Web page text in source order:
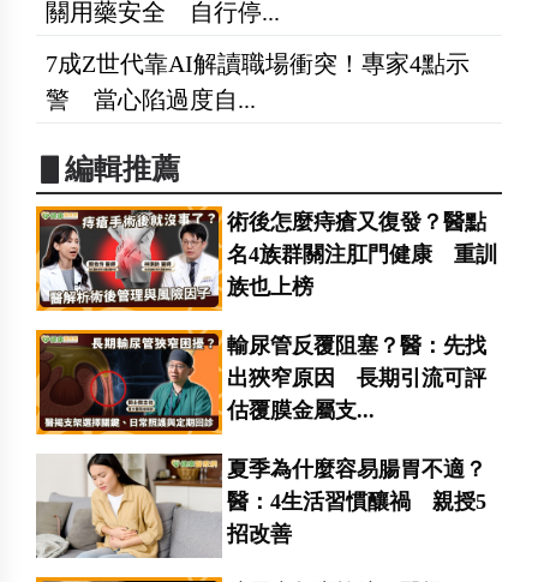
關用藥安全 自行停...
7成Z世代靠AI解讀職場衝突！專家4點示
警 當心陷過度自...
▋編輯推薦
術後怎麼痔瘡又復發？醫點
名4族群關注肛門健康 重訓
族也上榜
輸尿管反覆阻塞？醫：先找
出狹窄原因 長期引流可評
估覆膜金屬支...
夏季為什麼容易腸胃不適？
醫：4生活習慣釀禍 親授5
招改善